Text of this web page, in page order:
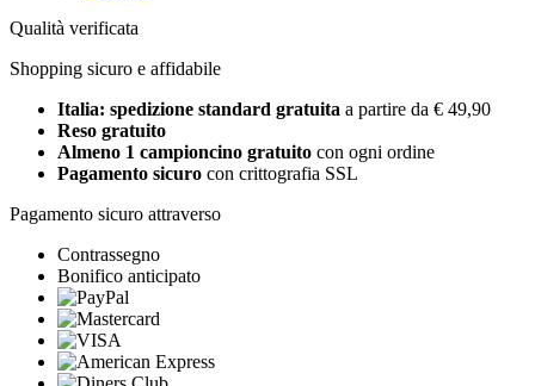
Qualità verificata
Shopping sicuro e affidabile
Italia: spedizione standard gratuita a partire da € 49,90
Reso gratuito
Almeno 1 campioncino gratuito con ogni ordine
Pagamento sicuro con crittografia SSL
Pagamento sicuro attraverso
Contrassegno
Bonifico anticipato